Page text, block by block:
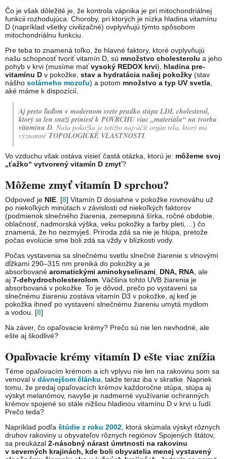
Čo je však dôležité je, že kontrola vápnika je pri mitochondriálnej
funkcii rozhodujúca. Choroby, pri ktorých je nízka hladina vitamínu
D (napríklad všetky civilizačné) ovplyvňujú týmto spôsobom
mitochondriálnu funkciu.
Pre teba to znamená toľko, že hlavné faktory, ktoré ovplyvňujú
našu schopnosť tvoriť vitamín D, sú množstvo cholesterolu a jeho
pohyb v krvi (musíme maťvysoký REDOX krvi), hladina pre-
vitamínu D v pokožke, stav a hydratácia našej pokožky (stav
nášho solárneho mozoľu) a potom množstvo a typ UV svetla
aké máme k dispozícií.
Aj preto ľuďom v modernom svete prudko stúpa LDL cholesterol,
ktorý sa len snaží priniesť k POVRCHU viac „materiálu“ na tvorbu
vitamínu D. Naša pokožka je totižto najväčší orgán tela, ktorý má
významné TOPOLOGICKÉ VLASTNOSTI.
Vo vzduchu však ostáva visieť častá otázka, ktorú je: môžeme svoj
„ťažko“ vytvorený vitamín D zmyť?
Môžeme zmyť vitamín D sprchou?
Odpoveď je NIE . [8] Vitamín D dosiahne v pokožke rovnováhu už
po niekoľkých minútach v závislosti od niekoľkých faktorov
(podmienok slnečného žiarenia, zemepisná šírka, ročné obdobie,
oblačnosť, nadmorská výška, veku pokožky a farby pleti,…) čo
znamená, že ho nezmyješ. Príroda zdá sa nie je hlúpa, pretože
počas evolúcie sme boli zdá sa vždy v blízkosti vody.
Počas vystavenia sa slnečnému svetlu slnečné žiarenie s vlnovými
dĺžkami 290–315 nm preniká do pokožky a je
absorbované aromatickými aminokyselinami DNA, RNA , ale
aj 7-dehydrocholesterolom . Väčšina tohto UVB žiarenia je
absorbovaná v pokožke. To je dôvod, prečo po vystavení sa
slnečnému žiareniu zostáva vitamín D3 v pokožke, aj keď je
pokožka ihneď po vystavení slnečnému žiareniu umytá mydlom
a vodou. [8]
Na záver, čo opaľovacie krémy? Prečo sú nie len nevhodné, ale
ešte aj škodlivé?
Opaľovacie krémy vitamín D ešte viac znížia
Téme opaľovacím krémom a ich vplyvu nie len na rakovinu som sa
venoval v dávnejšom článku , takže teraz iba v skratke. Napriek
tomu, že predaj opaľovacích krémov každoročne stúpa, stúpa aj
výskyt melanómov, navyše je nadmerné využívanie ochranných
krémov spojené so stále nižšou hladinou vitamínu D v krvi u ľudí.
Prečo teda?
Napríklad podľa štúdie z roku 2002 , ktorá skúmala výskyt rôznych
druhov rakoviny u obyvateľov rôznych regiónov Spojených štátov,
sa preukázal 2-násobný nárast úmrtnosti na rakovinu
v severných krajinách, kde boli obyvatelia menej vystavený